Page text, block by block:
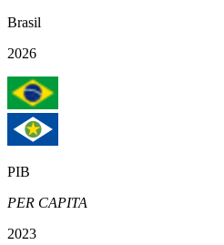
Brasil
2026
PIB
PER CAPITA
2023